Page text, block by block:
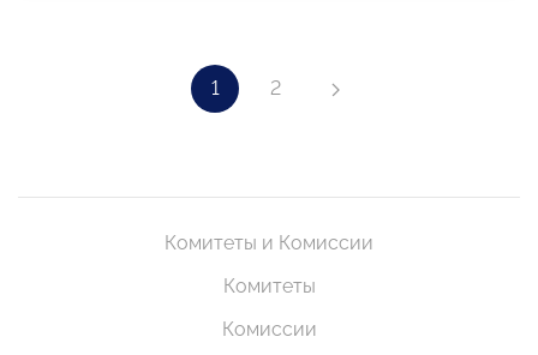
1 2
Комитеты и Комиссии
Комитеты
Комиссии